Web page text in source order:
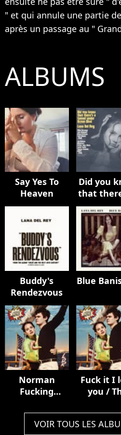
" et qui annule une partie
après un passage au "
ALBUMS
Say Yes To
Heaven
Did you
that
tunnel
Ocean
Buddy's
Rendezvous
Blue
Norman
Fucking
Fuck it I
you /
VOIR TOUS LES